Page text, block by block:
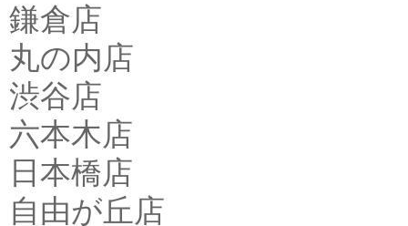
鎌倉店
丸の内店
渋谷店
六本木店
日本橋店
自由が丘店